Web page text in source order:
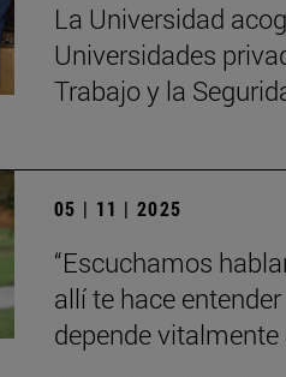
La Universidad
Universidades
Trabajo y la
05 | 11 | 2025
“Escuchamos
allí te hace
depende vitalmente